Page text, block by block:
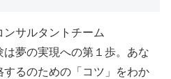
サルタントチーム
は夢の実現への第１歩。あな
するのための「コツ」をわか